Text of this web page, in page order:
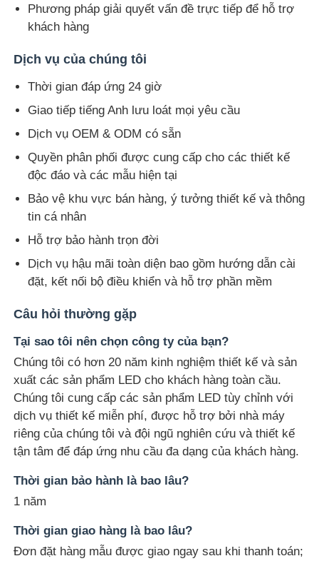
Phương pháp giải quyết vấn đề trực tiếp để hỗ trợ
khách hàng
Dịch vụ của chúng tôi
Thời gian đáp ứng 24 giờ
Giao tiếp tiếng Anh lưu loát mọi yêu cầu
Dịch vụ OEM & ODM có sẵn
Quyền phân phối được cung cấp cho các thiết kế
độc đáo và các mẫu hiện tại
Bảo vệ khu vực bán hàng, ý tưởng thiết kế và thông
tin cá nhân
Hỗ trợ bảo hành trọn đời
Dịch vụ hậu mãi toàn diện bao gồm hướng dẫn cài
đặt, kết nối bộ điều khiển và hỗ trợ phần mềm
Câu hỏi thường gặp
Tại sao tôi nên chọn công ty của bạn?
Chúng tôi có hơn 20 năm kinh nghiệm thiết kế và sản
xuất các sản phẩm LED cho khách hàng toàn cầu.
Chúng tôi cung cấp các sản phẩm LED tùy chỉnh với
dịch vụ thiết kế miễn phí, được hỗ trợ bởi nhà máy
riêng của chúng tôi và đội ngũ nghiên cứu và thiết kế
tận tâm để đáp ứng nhu cầu đa dạng của khách hàng.
Thời gian bảo hành là bao lâu?
1 năm
Thời gian giao hàng là bao lâu?
Đơn đặt hàng mẫu được giao ngay sau khi thanh toán;